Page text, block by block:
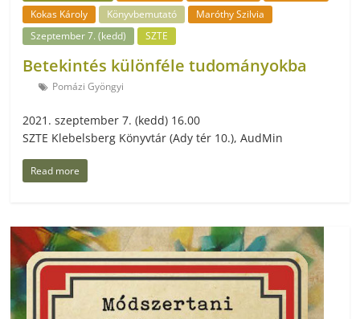
Kokas Károly
Könyvbemutató
Maróthy Szilvia
Szeptember 7. (kedd)
SZTE
Betekintés különféle tudományokba
Pomázi Gyöngyi
2021. szeptember 7. (kedd) 16.00
SZTE Klebelsberg Könyvtár (Ady tér 10.), AudMin
Read more